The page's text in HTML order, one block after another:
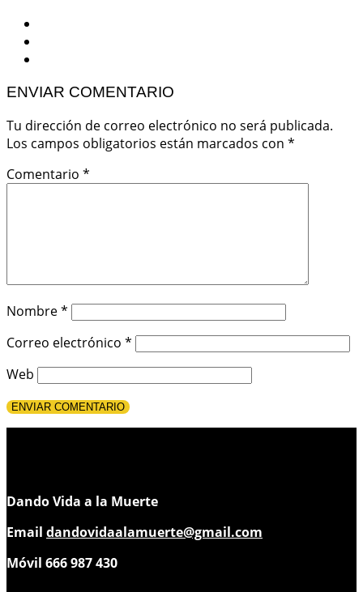
ENVIAR COMENTARIO
Tu dirección de correo electrónico no será publicada.
Los campos obligatorios están marcados con *
Comentario *
Nombre*
Correo electrónico *
Web
Dando Vida a la Muerte
Email dandovidaalamuerte@gmail.com
Móvil 666 987 430